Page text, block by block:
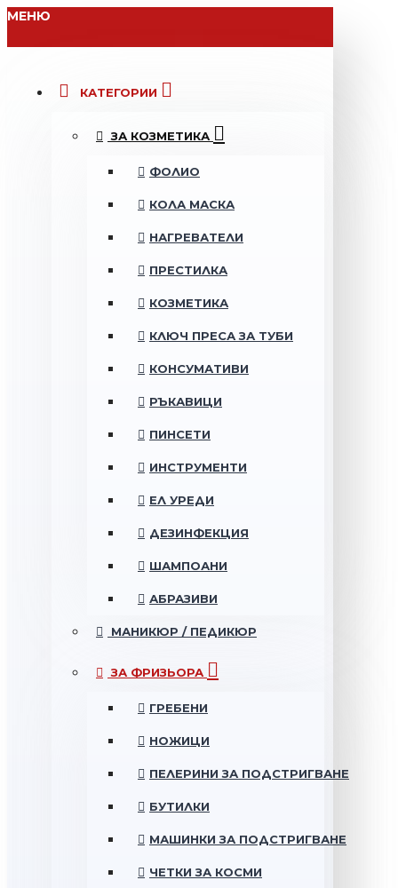
МЕНЮ
КАТЕГОРИИ
ЗА КОЗМЕТИКА
ФОЛИО
КОЛА МАСКА
НАГРЕВАТЕЛИ
ПРЕСТИЛКА
КОЗМЕТИКА
КЛЮЧ ПРЕСА ЗА ТУБИ
КОНСУМАТИВИ
РЪКАВИЦИ
ПИНСЕТИ
ИНСТРУМЕНТИ
ЕЛ УРЕДИ
ДЕЗИНФЕКЦИЯ
ШАМПОАНИ
АБРАЗИВИ
МАНИКЮР / ПЕДИКЮР
ЗА ФРИЗЬОРА
ГРЕБЕНИ
НОЖИЦИ
ПЕЛЕРИНИ ЗА ПОДСТРИГВАНЕ
БУТИЛКИ
МАШИНКИ ЗА ПОДСТРИГВАНЕ
ЧЕТКИ ЗА КОСМИ